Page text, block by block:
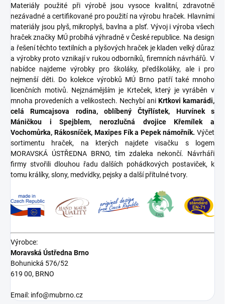
Materiály použité při výrobě jsou vysoce kvalitní, zdravotně
nezávadné a certifikované pro použití na výrobu hraček. Hlavními
materiály jsou plyš, mikroplyš, bavlna a plsť. Vývoj i výroba všech
hraček značky MÚ probíhá výhradně v České republice. Na design
a řešení těchto textilních a plyšových hraček je kladen velký důraz
a výrobky proto vznikají v rukou odborníků, firemních návrhářů. V
nabídce najdeme výrobky pro školáky, předškoláky, ale i pro
nejmenší děti. Do kolekce výrobků MÚ Brno patří také mnoho
licenčních motivů. Nejznámějším je Krteček, který je vyráběn v
mnoha provedeních a velikostech. Nechybí ani Krtkovi kamarádi,
celá Rumcajsova rodina, oblíbený Čtyřlístek, Hurvínek s
Máničkou i Spejblem, nerozlučná dvojice Křemílek a
Vochomůrka, Rákosníček, Maxipes Fík a Pepek námořník. Výčet
sortimentu hraček, na kterých najdete visačku s logem
MORAVSKÁ ÚSTŘEDNA BRNO, tím zdaleka nekončí. Návrháři
firmy stvořili dlouhou řadu dalších pohádkových postaviček, k
tomu králíky, slony, medvídky, pejsky a další přítulné tvory.
Výrobce:
Moravská Ústředna Brno
Bohunická 576/52
619 00, BRNO
Email: info@mubrno.cz